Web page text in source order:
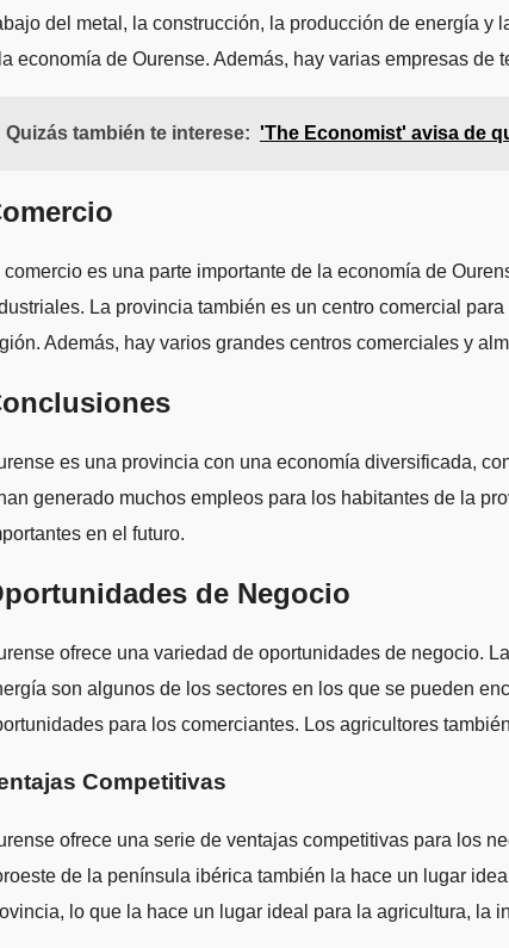
del metal, la construcción, la producción de energía
economía de Ourense. Además, hay varias empresas
Quizás también te interese: 'The Economist' avisa de
comercio es una parte importante de la economía de
La provincia también es un centro comercial
Además, hay varios grandes centros comerciales y
es una provincia con una economía diversificada,
generado muchos empleos para los habitantes de la
en el futuro.
de Negocio
ofrece una variedad de oportunidades de negocio.
son algunos de los sectores en los que se pueden
para los comerciantes. Los agricultores
Competitivas
ofrece una serie de ventajas competitivas para los
de la península ibérica también la hace un lugar
lo que la hace un lugar ideal para la agricultura, la